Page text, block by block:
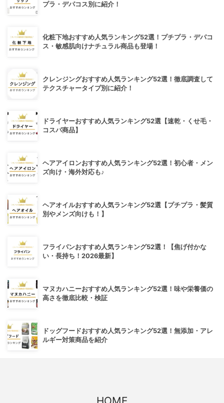
プラ・デパコス別に紹介！
化粧下地おすすめ人気ランキング52選！プチプラ・デパコ
ス・敏感肌向けナチュラル商品も登場！
クレンジングおすすめ人気ランキング52選！徹底調査して
テクスチャータイプ別に紹介！
ドライヤーおすすめ人気ランキング52選【速乾・くせ毛・
コスパ商品】
ヘアアイロンおすすめ人気ランキング52選！初心者・メン
ズ向け・海外対応も♪
ヘアオイルおすすめ人気ランキング52選【プチプラ・髪質
別やメンズ向けも！】
フライパンおすすめ人気ランキング52選！【焦げ付かな
い・長持ち！2026最新】
マヌカハニーおすすめ人気ランキング52選！味や栄養価の
高さを徹底比較・検証
ドッグフードおすすめ人気ランキング52選！無添加・アレ
ルギー対策商品を紹介